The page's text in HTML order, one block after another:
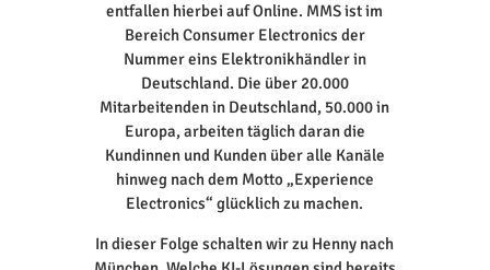
entfallen hierbei auf Online. MMS ist im
Bereich Consumer Electronics der
Nummer eins Elektronikhändler in
Deutschland. Die über 20.000
Mitarbeitenden in Deutschland, 50.000 in
Europa, arbeiten täglich daran die
Kundinnen und Kunden über alle Kanäle
hinweg nach dem Motto „Experience
Electronics“ glücklich zu machen.
In dieser Folge schalten wir zu Henny nach